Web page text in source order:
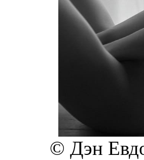
© Дэн